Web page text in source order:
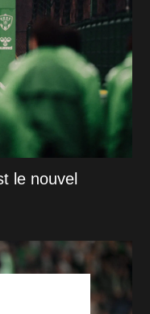
le nouvel